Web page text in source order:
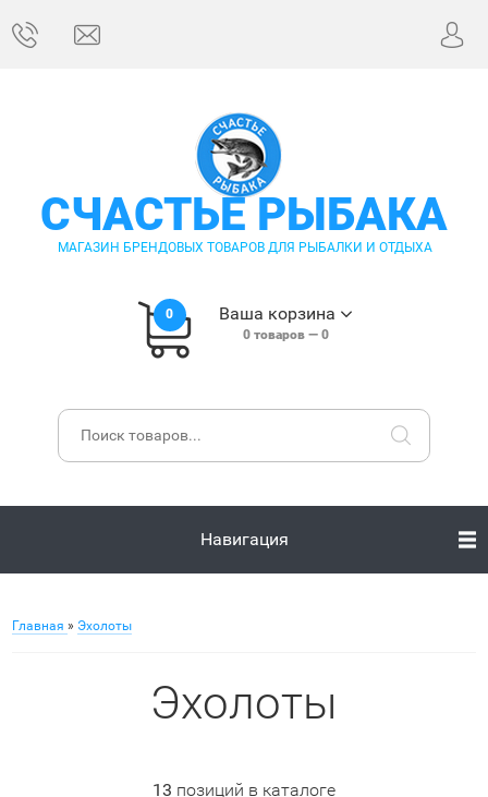
СЧАСТЬЕ РЫБАКА
МАГАЗИН БРЕНДОВЫХ ТОВАРОВ ДЛЯ РЫБАЛКИ И ОТДЫХА
0 Ваша корзина
0товаров — 0
Навигация
Главная » Эхолоты
Эхолоты
13 позиций в каталоге